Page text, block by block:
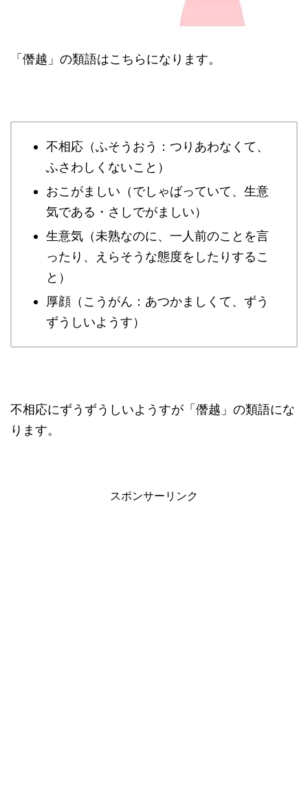
「僭越」の類語はこちらになります。
不相応（ふそうおう：つりあわなくて、
ふさわしくないこと）
おこがましい（でしゃばっていて、生意
気である・さしでがましい）
生意気（未熟なのに、一人前のことを言
ったり、えらそうな態度をしたりするこ
と）
厚顔（こうがん：あつかましくて、ずう
ずうしいようす）
不相応にずうずうしいようすが「僭越」の類語にな
ります。
スポンサーリンク